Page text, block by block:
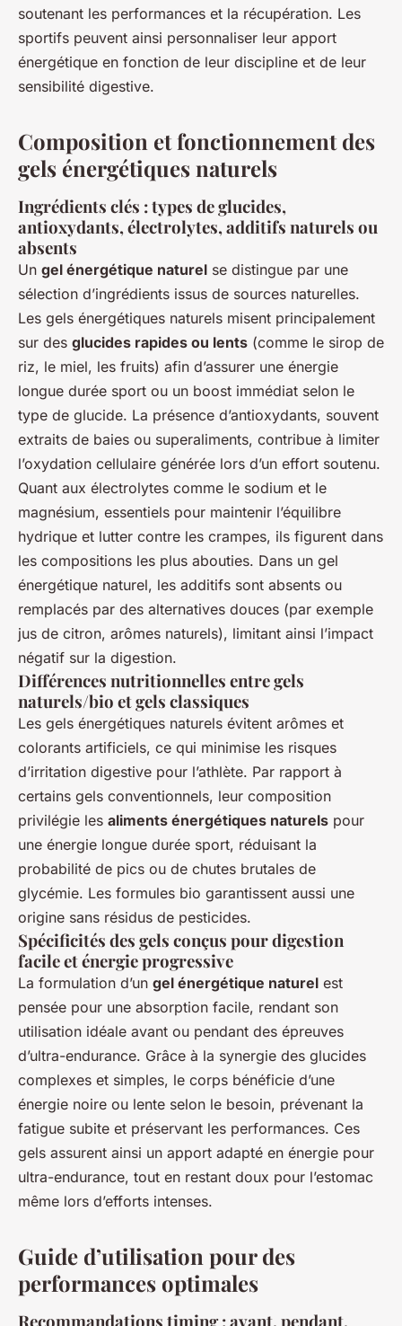
soutenant les performances et la récupération. Les
sportifs peuvent ainsi personnaliser leur apport
énergétique en fonction de leur discipline et de leur
sensibilité digestive.
Composition et fonctionnement des
gels énergétiques naturels
Ingrédients clés : types de glucides,
antioxydants, électrolytes, additifs naturels ou
absents
Un gel énergétique naturel se distingue par une
sélection d’ingrédients issus de sources naturelles.
Les gels énergétiques naturels misent principalement
sur des glucides rapides ou lents (comme le sirop de
riz, le miel, les fruits) afin d’assurer une énergie
longue durée sport ou un boost immédiat selon le
type de glucide. La présence d’antioxydants, souvent
extraits de baies ou superaliments, contribue à limiter
l’oxydation cellulaire générée lors d’un effort soutenu.
Quant aux électrolytes comme le sodium et le
magnésium, essentiels pour maintenir l’équilibre
hydrique et lutter contre les crampes, ils figurent dans
les compositions les plus abouties. Dans un gel
énergétique naturel, les additifs sont absents ou
remplacés par des alternatives douces (par exemple
jus de citron, arômes naturels), limitant ainsi l’impact
négatif sur la digestion.
Différences nutritionnelles entre gels
naturels/bio et gels classiques
Les gels énergétiques naturels évitent arômes et
colorants artificiels, ce qui minimise les risques
d’irritation digestive pour l’athlète. Par rapport à
certains gels conventionnels, leur composition
privilégie les aliments énergétiques naturels pour
une énergie longue durée sport, réduisant la
probabilité de pics ou de chutes brutales de
glycémie. Les formules bio garantissent aussi une
origine sans résidus de pesticides.
Spécificités des gels conçus pour digestion
facile et énergie progressive
La formulation d’un gel énergétique naturel est
pensée pour une absorption facile, rendant son
utilisation idéale avant ou pendant des épreuves
d’ultra-endurance. Grâce à la synergie des glucides
complexes et simples, le corps bénéficie d’une
énergie noire ou lente selon le besoin, prévenant la
fatigue subite et préservant les performances. Ces
gels assurent ainsi un apport adapté en énergie pour
ultra-endurance, tout en restant doux pour l’estomac
même lors d’efforts intenses.
Guide d’utilisation pour des
performances optimales
Recommandations timing : avant, pendant,